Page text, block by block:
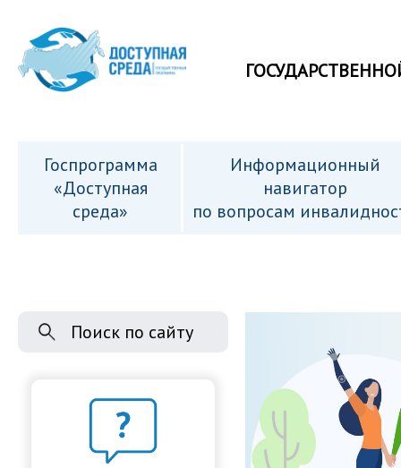
Госпрограмма
«Доступная
среда»
Информационный
навигатор
по вопросам
Поиск по сайту